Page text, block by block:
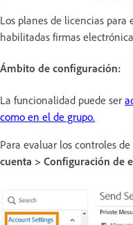
Los planes de licencias
habilitadas firmas
Ámbito de configuración:
La funcionalidad puede ser
como en el de grupo.
Para evaluar los controles
cuenta > Configuración de